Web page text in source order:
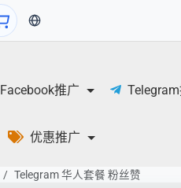
当前语言：中文
Facebook推广
优惠推广
Telegram 华人套餐 粉丝赞